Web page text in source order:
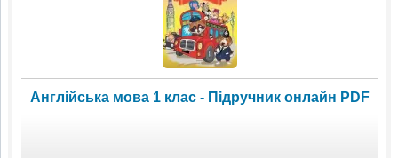
Англійська мова 1 клас - Підручник онлайн PDF